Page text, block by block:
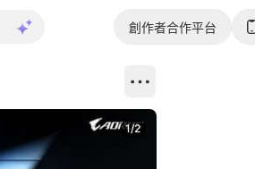
創作者合作平台
1/2